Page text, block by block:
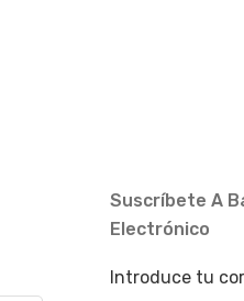
Suscríbete A
Electrónico
Introduce tu